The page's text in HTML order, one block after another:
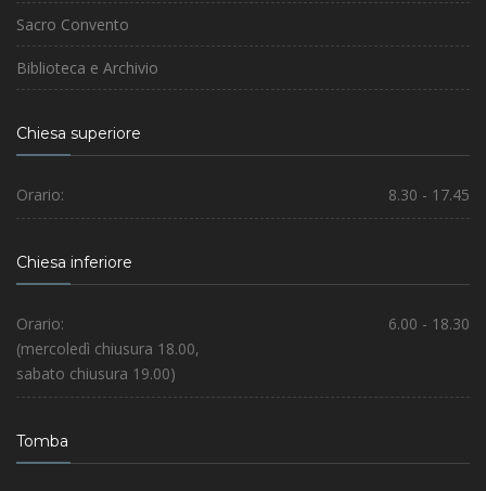
Sacro Convento
Biblioteca e Archivio
Chiesa superiore
Orario: 8.30 - 17.45
Chiesa inferiore
Orario:
6.00 - 18.30
(mercoledì chiusura 18.00,
sabato chiusura 19.00)
Tomba